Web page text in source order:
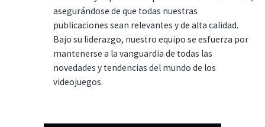
asegurándose de que todas nuestras
publicaciones sean relevantes y de alta calidad.
Bajo su liderazgo, nuestro equipo se esfuerza por
mantenerse a la vanguardia de todas las
novedades y tendencias del mundo de los
videojuegos.